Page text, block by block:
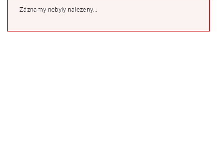
Záznamy nebyly nalezeny...